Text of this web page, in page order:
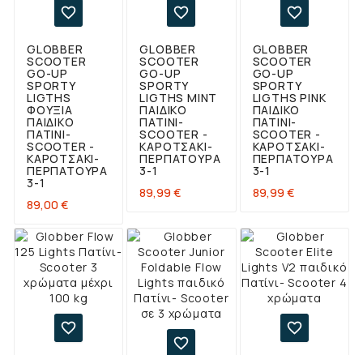

GLOBBER
SCOOTER
GO-UP
SPORTY
LIGTHS
ΦΟΎΞΙΑ
ΠΑΙΔΙΚΌ
ΠΑΤΊΝΙ-
SCOOTER -
ΚΑΡΟΤΣΆΚΙ-
ΠΕΡΠΑΤΟΎΡΑ
3-1
89,00 €

GLOBBER
SCOOTER
GO-UP
SPORTY
LIGTHS MINT
ΠΑΙΔΙΚΌ
ΠΑΤΊΝΙ-
SCOOTER -
ΚΑΡΟΤΣΆΚΙ-
ΠΕΡΠΑΤΟΎΡΑ
3-1
89,99 €

GLOBBER
SCOOTER
GO-UP
SPORTY
LIGTHS PINK
ΠΑΙΔΙΚΌ
ΠΑΤΊΝΙ-
SCOOTER -
ΚΑΡΟΤΣΆΚΙ-
ΠΕΡΠΑΤΟΎΡΑ
3-1
89,99 €


